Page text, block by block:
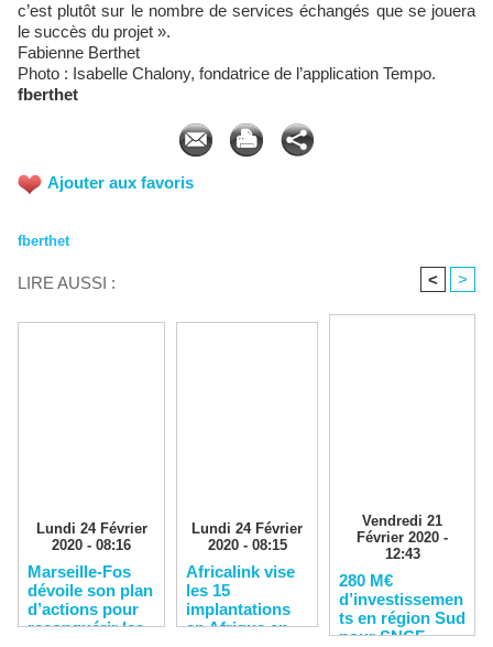
c’est plutôt sur le nombre de services échangés que se jouera
le succès du projet ».
Fabienne Berthet
Photo : Isabelle Chalony, fondatrice de l’application Tempo.
fberthet
Ajouter aux favoris
fberthet
LIRE AUSSI : < >
Lundi 24 Février
2020 - 08:16
Marseille-Fos
dévoile son plan
d’actions pour
reconquérir les
Lundi 24 Février
2020 - 08:15
Africalink vise
les 15
implantations
en Afrique en
Vendredi 21
Février 2020 -
12:43
280 M€
d’investissemen
ts en région Sud
pour SNCF